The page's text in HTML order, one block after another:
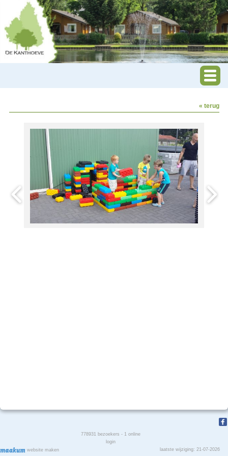
« terug
website maken
778931bezoekers - 1 online
login
laatste wijziging: 21-07-2026